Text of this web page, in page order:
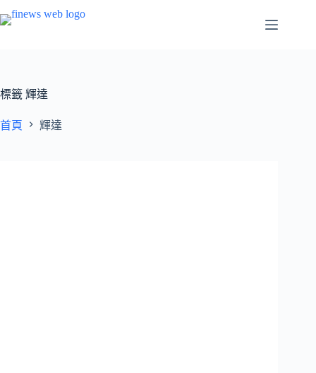
至
容
標籤 輝達
首頁 輝達